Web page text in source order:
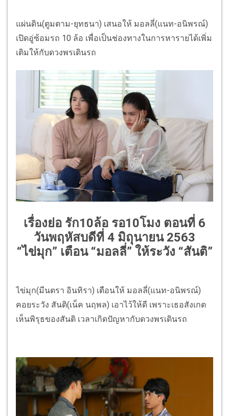
แผ่นดิน(ตูมตาม-ยุทธนา) เสนอให้ มอลลี่(แนท-อนิพรณ์)
เปิดอู่ซ้อมรถ 10 ล้อ เพื่อเป็นช่องทางในการหารายได้เพิ่ม
เติมให้กับดวงพรเดินรถ
เรื่องย่อ รัก10ล้อ รอ10โมง ตอนที่ 6
วันพฤหัสบดีที่ 4 มิถุนายน 2563
“ไข่มุก” เตือน “มอลลี่” ให้ระวัง “สันติ”
ไข่มุก(มีนตรา อินทิรา) เตือนให้ มอลลี่(แนท-อนิพรณ์)
คอยระวัง สันติ(เน็ค นฤพล) เอาไว้ให้ดี เพราะเธอสังเกต
เห็นพิรุธของสันติ เวลาเกิดปัญหากับดวงพรเดินรถ